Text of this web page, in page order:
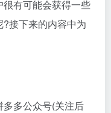
有可能会获得一些
接下来的内容中为
多公众号(关注后